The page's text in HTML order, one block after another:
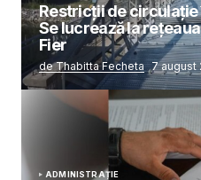
Restricții de
Se lucrează la
Fier
de Thabitta Fecheta 7 august
ADMINISTRAȚIE